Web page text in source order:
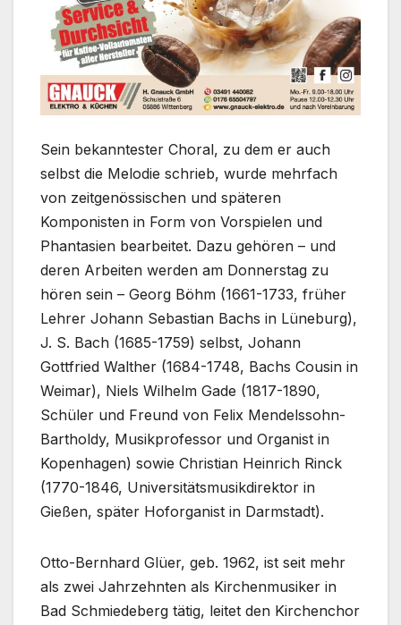
Sein bekanntester Choral, zu dem er auch
selbst die Melodie schrieb, wurde mehrfach
von zeitgenössischen und späteren
Komponisten in Form von Vorspielen und
Phantasien bearbeitet. Dazu gehören – und
deren Arbeiten werden am Donnerstag zu
hören sein – Georg Böhm (1661-1733, früher
Lehrer Johann Sebastian Bachs in Lüneburg),
J. S. Bach (1685-1759) selbst, Johann
Gottfried Walther (1684-1748, Bachs Cousin in
Weimar), Niels Wilhelm Gade (1817-1890,
Schüler und Freund von Felix Mendelssohn-
Bartholdy, Musikprofessor und Organist in
Kopenhagen) sowie Christian Heinrich Rinck
(1770-1846, Universitätsmusikdirektor in
Gießen, später Hoforganist in Darmstadt).
Otto-Bernhard Glüer, geb. 1962, ist seit mehr
als zwei Jahrzehnten als Kirchenmusiker in
Bad Schmiedeberg tätig, leitet den Kirchenchor